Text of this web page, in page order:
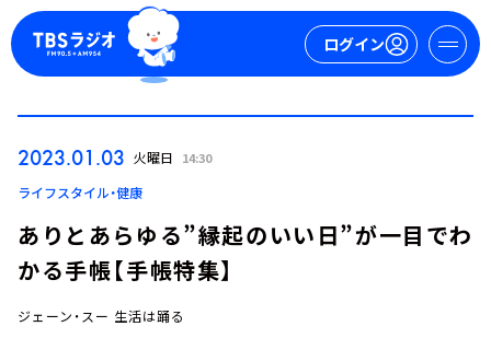
ログイン
ログイン
2023.01.03 火曜日 14:30
ライフスタイル・健康
ありとあらゆる”縁起のいい日”が一目でわ
かる手帳【手帳特集】
ジェーン・スー 生活は踊る